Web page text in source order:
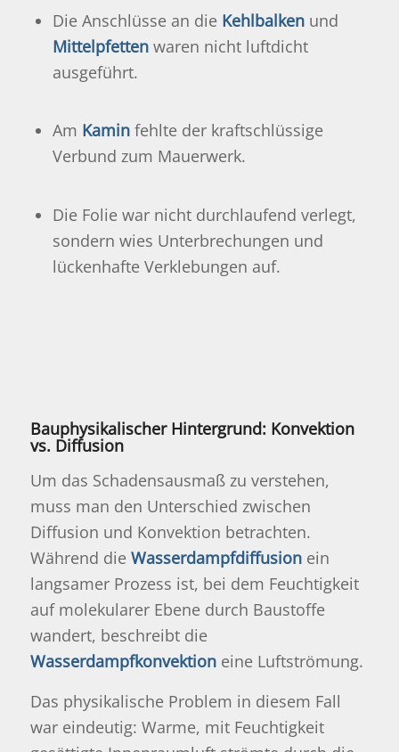
Die Anschlüsse an die Kehlbalkenund
Mittelpfettenwaren nicht luftdicht
ausgeführt.
Am Kaminfehlte der kraftschlüssige
Verbund zum Mauerwerk.
Die Folie war nicht durchlaufend verlegt,
sondern wies Unterbrechungen und
lückenhafte Verklebungen auf.
Bauphysikalischer Hintergrund: Konvektion
vs. Diffusion
Um das Schadensausmaß zu verstehen,
muss man den Unterschied zwischen
Diffusion und Konvektion betrachten.
Während die Wasserdampfdiffusionein
langsamer Prozess ist, bei dem Feuchtigkeit
auf molekularer Ebene durch Baustoffe
wandert, beschreibt die
Wasserdampfkonvektioneine Luftströmung.
Das physikalische Problem in diesem Fall
war eindeutig: Warme, mit Feuchtigkeit